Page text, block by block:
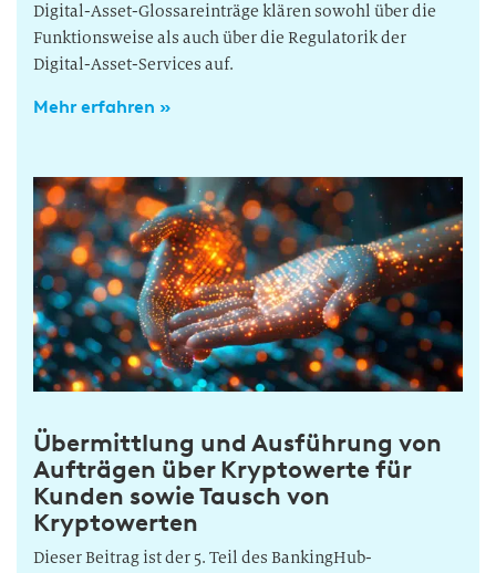
Digital-Asset-Glossareinträge klären sowohl über die
Funktionsweise als auch über die Regulatorik der
Digital-Asset-Services auf.
Mehr erfahren »
Übermittlung und Ausführung von
Aufträgen über Kryptowerte für
Kunden sowie Tausch von
Kryptowerten
Dieser Beitrag ist der 5. Teil des BankingHub-